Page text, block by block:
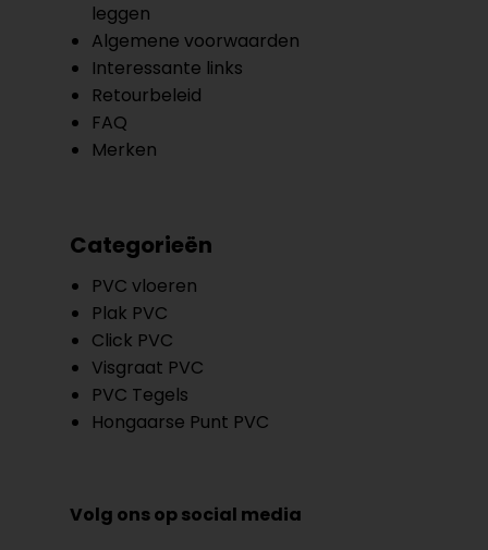
leggen
Algemene voorwaarden
Interessante links
Retourbeleid
FAQ
Merken
Categorieën
PVC vloeren
Plak PVC
Click PVC
Visgraat PVC
PVC Tegels
Hongaarse Punt PVC
Volg ons op social media